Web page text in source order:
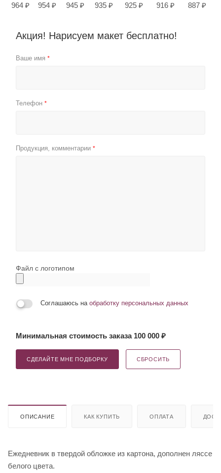
964 ₽
954 ₽
945 ₽
935 ₽
925 ₽
916 ₽
887 ₽
Акция! Нарисуем макет бесплатно!
Ваше имя *
Телефон *
Продукция, комментарии *
Файл с логотипом
Соглашаюсь на обработку персональных данных
Минимальная стоимость заказа 100 000 ₽
СДЕЛАЙТЕ МНЕ ПОДБОРКУ СБРОСИТЬ
ОПИСАНИЕ КАК КУПИТЬ ОПЛАТА
Ежедневник в твердой обложке из картона, дополнен ляссе
белого цвета.